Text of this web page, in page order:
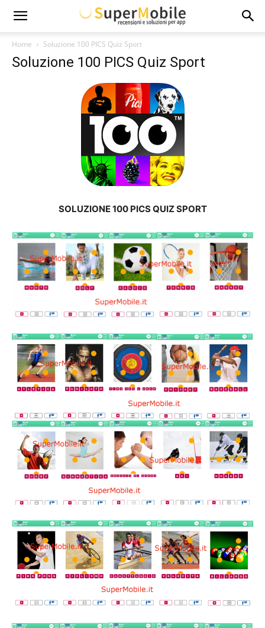
Super
Mobile
Home Soluzione 100 PICS Quiz Sport
Soluzione 100 PICS Quiz Sport
SOLUZIONE 100 PICS QUIZ SPORT